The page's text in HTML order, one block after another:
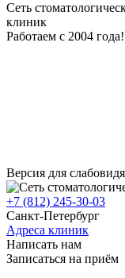
Сеть
клиник
Работаем с 2004 года!
Версия для
+7 (812) 245-30-03
Санкт-Петербург
Адреса клиник
Написать нам
Записаться на приём